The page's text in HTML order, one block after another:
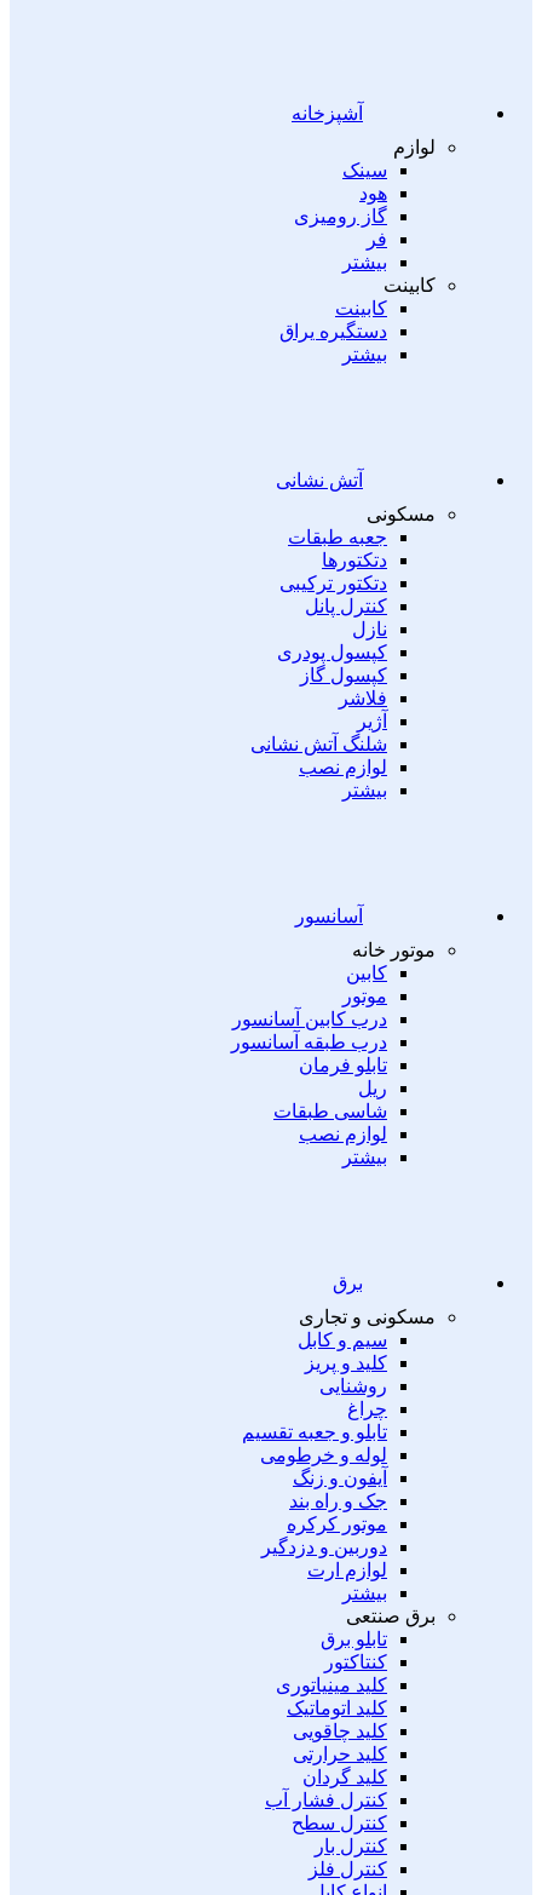
آشپزخانه
لوازم
سینک
هود
گاز رومیزی
فر
بیشتر
کابینت
کابینت
دستگیره یراق
بیشتر
آتش نشانی
مسکونی
جعبه طبقات
دتکتورها
دتکتور ترکیبی
کنترل پانل
نازل
کپسول پودری
کپسول گاز
فلاشر
آژیر
شلنگ آتش نشانی
لوازم نصب
بیشتر
آسانسور
موتور خانه
کابین
موتور
درب کابین آسانسور
درب طبقه آسانسور
تابلو فرمان
ریل
شاسی طبقات
لوازم نصب
بیشتر
برق
مسکونی و تجاری
سیم و کابل
کلید و پریز
روشنایی
چراغ
تابلو و جعبه تقسیم
لوله و خرطومی
آیفون و زنگ
جک و راه بند
موتور کرکره
دوربین و دزدگیر
لوازم ارت
بیشتر
برق صنتعی
تابلو برق
کنتاکتور
کلید مینیاتوری
کلید اتوماتیک
کلید چاقویی
کلید حرارتی
کلید گردان
کنترل فشار آب
کنترل سطح
کنترل بار
کنترل فلز